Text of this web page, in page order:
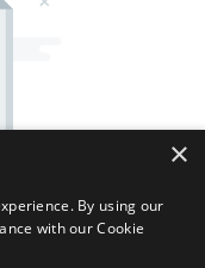
×
By using our
with our Cookie